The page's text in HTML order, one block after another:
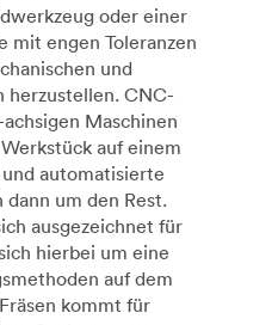
oder einer
mit engen Toleranzen
und
herzustellen. CNC-
Maschinen
auf einem
automatisierte
um den Rest.
ausgezeichnet für
hierbei um eine
auf dem
kommt für